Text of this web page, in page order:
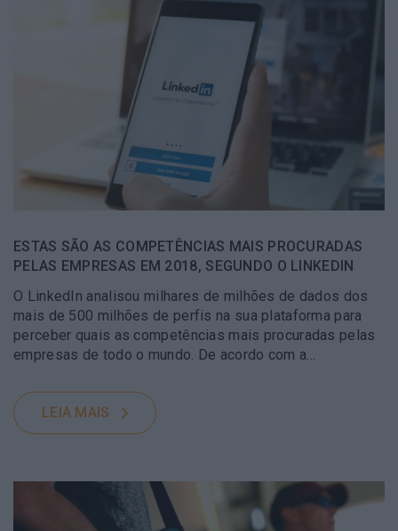
ESTAS SÃO AS COMPETÊNCIAS MAIS PROCURADAS
PELAS EMPRESAS EM 2018, SEGUNDO O LINKEDIN
O LinkedIn analisou milhares de milhões de dados dos
mais de 500 milhões de perfis na sua plataforma para
perceber quais as competências mais procuradas pelas
empresas de todo o mundo. De acordo com a…
LEIA MAIS